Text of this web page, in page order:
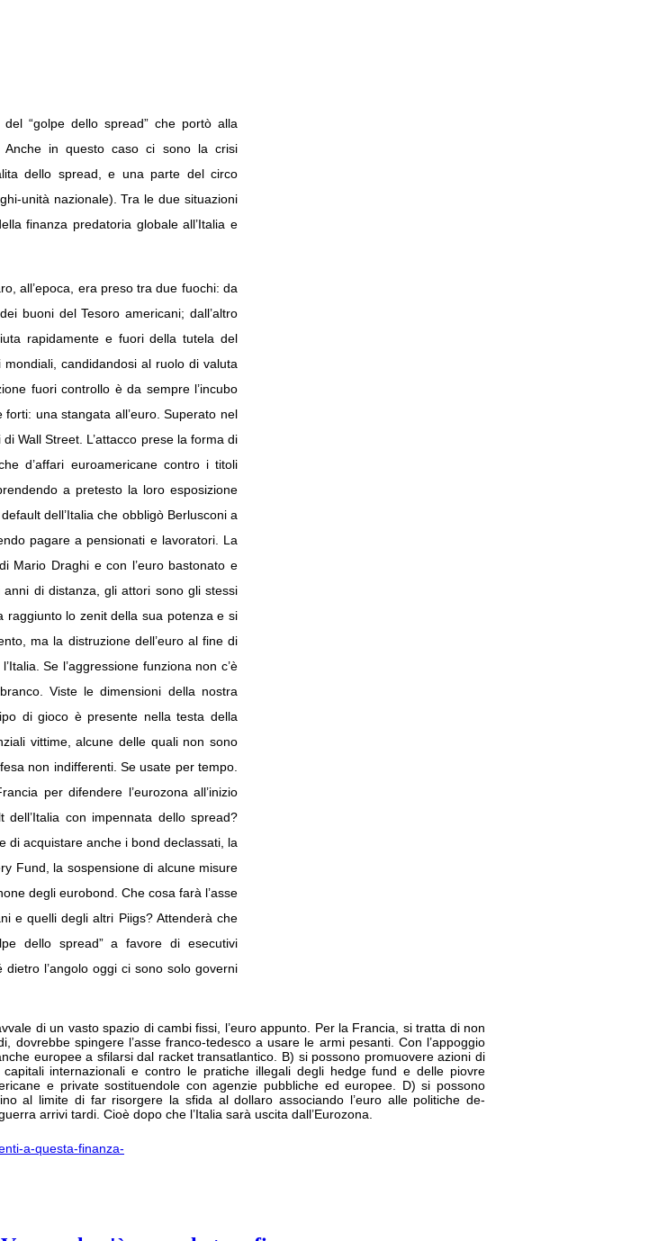
“golpe dello spread” che portò alla
Anche in questo caso ci sono la crisi
dello spread, e una parte del circo
unità nazionale). Tra le due situazioni
finanza predatoria globale all’Italia e
all’epoca, era preso tra due fuochi: da
buoni del Tesoro americani; dall’altro
rapidamente e fuori della tutela del
candidandosi al ruolo di valuta
fuori controllo è da sempre l’incubo
una stangata all’euro. Superato nel
Wall Street. L’attacco prese la forma di
d’affari euroamericane contro i titoli
a pretesto la loro esposizione
dell’Italia che obbligò Berlusconi a
pagare a pensionati e lavoratori. La
Mario Draghi e con l’euro bastonato e
di distanza, gli attori sono gli stessi
lo zenit della sua potenza e si
ma la distruzione dell’euro al fine di
Se l’aggressione funziona non c’è
Viste le dimensioni della nostra
di gioco è presente nella testa della
vittime, alcune delle quali non sono
non indifferenti. Se usate per tempo.
per difendere l’eurozona all’inizio
con impennata dello spread?
di acquistare anche i bond declassati, la
Fund, la sospensione di alcune misure
degli eurobond. Che cosa farà l’asse
e quelli degli altri Piigs? Attenderà che
dello spread” a favore di esecutivi
l’angolo oggi ci sono solo governi
di un vasto spazio di cambi fissi, l’euro appunto. Per la Francia, si tratta di non
dovrebbe spingere l’asse franco-tedesco a usare le armi pesanti. Con l’appoggio
europee a sfilarsi dal racket transatlantico. B) si possono promuovere azioni di
internazionali e contro le pratiche illegali degli hedge fund e delle piovre
e private sostituendole con agenzie pubbliche ed europee. D) si possono
al limite di far risorgere la sfida al dollaro associando l’euro alle politiche de-
arrivi tardi. Cioè dopo che l’Italia sarà uscita dall’Eurozona.
a-questa-finanza-